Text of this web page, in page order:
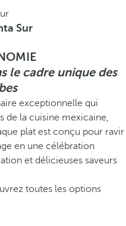
Sur
le cadre unique des
exceptionnelle qui
de la cuisine mexicaine,
plat est conçu pour ravir
en une célébration
et délicieuses saveurs
toutes les options